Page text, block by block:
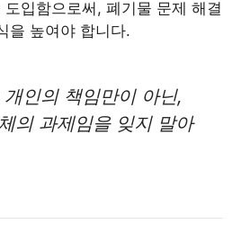
입함으로써, 폐기물 문제 해결
을 높여야 합니다.
개인의 책임만이 아닌,
의 과제임을 잊지 말아